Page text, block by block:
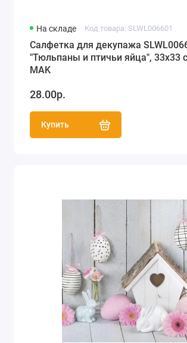
На складе Код товара: SLWL006601
Салфетка для декупажа
"Тюльпаны и птичьи яйца", 33х33
MAK
28.00р.
Купить